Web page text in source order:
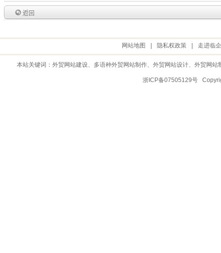
网站地图 隐私权政策 走进临企
本站关键词： 外贸网站建设、多语种外贸网站制作、 外贸网站设计、 外贸网站
浙ICP备07505129号